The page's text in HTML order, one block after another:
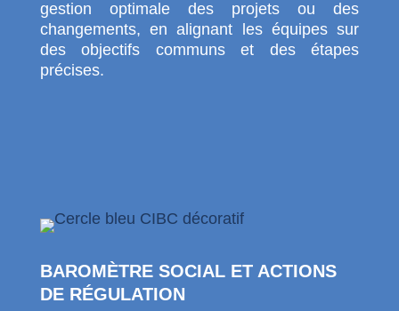
gestion optimale des projets ou des
changements, en alignant les équipes sur
des objectifs communs et des étapes
précises.
BAROMÈTRE SOCIAL ET ACTIONS
DE RÉGULATION